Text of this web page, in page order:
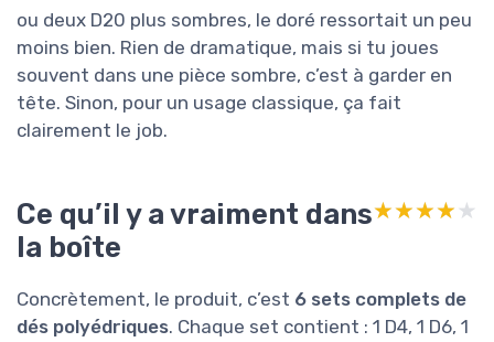
ou deux D20 plus sombres, le doré ressortait un peu
moins bien. Rien de dramatique, mais si tu joues
souvent dans une pièce sombre, c’est à garder en
tête. Sinon, pour un usage classique, ça fait
clairement le job.
Ce qu’il y a vraiment dans
la boîte
★★★★★
★★★★★
Concrètement, le produit, c’est 6 sets complets de
dés polyédriques. Chaque set contient : 1 D4, 1 D6, 1